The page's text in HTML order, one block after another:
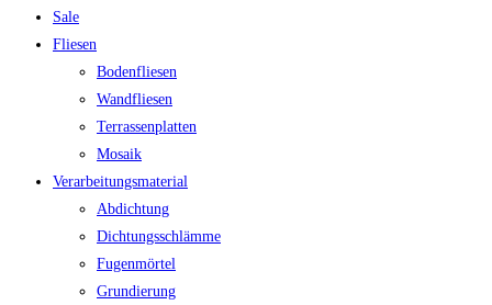
Sale
Fliesen
Bodenfliesen
Wandfliesen
Terrassenplatten
Mosaik
Verarbeitungsmaterial
Abdichtung
Dichtungsschlämme
Fugenmörtel
Grundierung